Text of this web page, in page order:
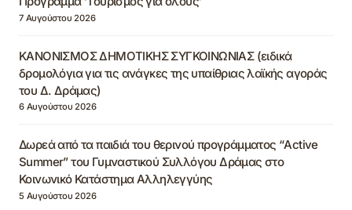
7 Αυγούστου 2026
ΚΑΝΟΝΙΣΜΟΣ ΔΗΜΟΤΙΚΗΣ ΣΥΓΚΟΙΝΩΝΙΑΣ (ειδικά
δρομολόγια για τις ανάγκες της υπαίθριας λαϊκής αγοράς
του Δ. Δράμας)
6 Αυγούστου 2026
Δωρεά από τα παιδιά του θερινού προγράμματος “Active
Summer” του Γυμναστικού Συλλόγου Δράμας στο
Κοινωνικό Κατάστημα Αλληλεγγύης
5 Αυγούστου 2026